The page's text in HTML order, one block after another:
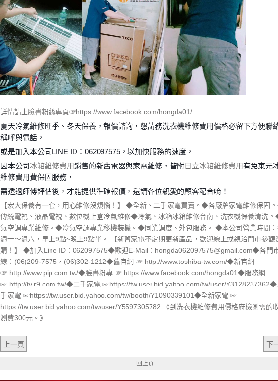
詳情請上臉書粉絲專頁☞https://www.facebook.com/hongda01/
夏天冷氣維修旺季、冬天保養，報價諮詢，懇請務洗衣機維修費用價格必留下方便聯
稱呼與電話，
或是加入本公司LINE ID：062097575，以加快服務的速度，
因本公司冰箱維修費用銷售的新舊電器與家電維修，皆附日立冰箱維修費用有免東元
維修費用費保固服務，
需透過師傅評估後，才能提供準確報價，還請各位親愛的顧客配合唷！
【宏大保養有一套，用心維修沒煩惱！】 ◆全新、二手家電買賣。◆各廠牌家電維修保固
傳統電視、液晶電視、數位機上盒冷氣維修◆冷氣、冰箱冰箱維修台南、洗衣機保養清洗
氣空調專業維修。◆冷氣空調專業移機裝機。◆同業調度、外包服務。 ◆本公司營業時間：
週一～週六，早上9點~晚上9點半。 【新舊家電不定期更新產品，歡迎線上或親洽門市參觀
購！】 ◆加入Line ID：062097575◆歡迎E-Mail：hongda062097575@gmail.com◆各門
線：(06)209-7575，(06)302-1212◆舊官網 ☞ http://www.toshiba-tw.com/◆新官網
☞ http://www.pip.com.tw/◆臉書粉專 ☞ https://www.facebook.com/hongda01◆服務網
☞ http://tv.r9.com.tw/◆二手家電 ☞https://tw.user.bid.yahoo.com/tw/user/Y3128237362◆
手家電 ☞https://tw.user.bid.yahoo.com/tw/booth/Y1090339101◆全新家電 ☞
https://tw.user.bid.yahoo.com/tw/user/Y5597305782 《到洗衣機維修費用價格府檢測需酌
測費300元。》
上一頁 下
回上頁